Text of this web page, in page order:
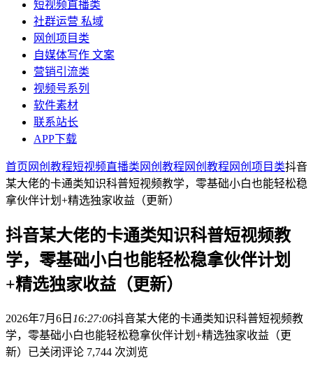
短视频直播类
社群运营 私域
网创项目类
自媒体写作 文案
营销引流类
视频号系列
软件素材
联系站长
APP下载
首页 网创教程短视频直播类 网创教程 网创教程 网创项目类抖音
某大佬的卡通类知识科普短视频教学，零基础小白也能轻松稳
拿伙伴计划+精选独家收益（更新）
抖音某大佬的卡通类知识科普短视频教
学，零基础小白也能轻松稳拿伙伴计划
+精选独家收益（更新）
2026年7月6日 16:27:06抖音某大佬的卡通类知识科普短视频教
学，零基础小白也能轻松稳拿伙伴计划+精选独家收益（更
新） 已关闭评论 7,744 次浏览